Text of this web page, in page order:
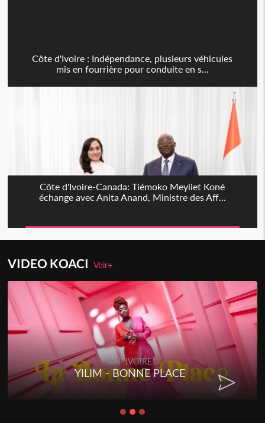
Côte d'Ivoire : Indépendance, plusieurs véhicules
mis en fourrière pour conduite en s...
Côte d'Ivoire-Canada: Tiémoko Meyliet Koné
échange avec Anita Anand, Ministre des Aff...
VIDEO KOACIVoir+
RAP IVOIRE
YILIM - BONNE PLACE